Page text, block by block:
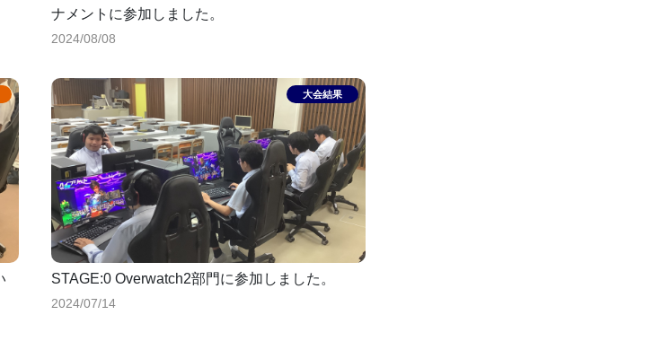
ナメントに参加しました。
2024/08/08
STAGE:0 Overwatch2部門に参加しました。
2024/07/14